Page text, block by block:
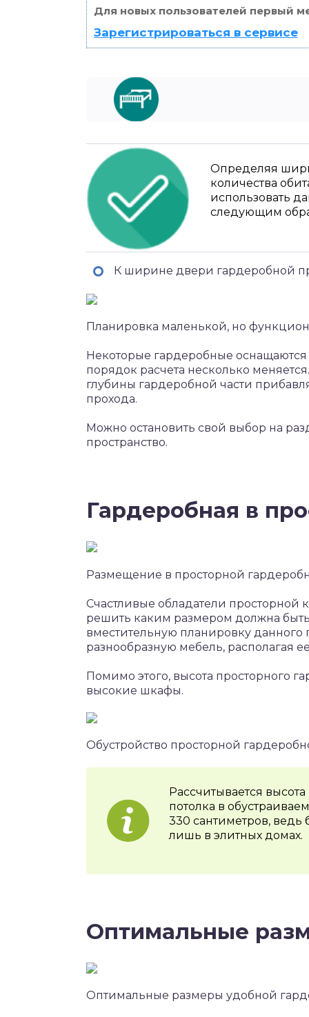
Для новых пользователей первый
Зарегистрироваться в сервисе
Определяя
количества
использовать
следующим
К ширине двери гардеробной
Планировка маленькой, но
Некоторые гардеробные
порядок расчета несколько
глубины гардеробной части
прохода.
Можно остановить свой выбор на
пространство.
Гардеробная в
Размещение в просторной
Счастливые обладатели просторной
решить каким размером должна
вместительную планировку
разнообразную мебель, располагая
Помимо этого, высота просторного
высокие шкафы.
Обустройство просторной
Рассчитывается
потолка в
330 сантиметров, ведь
лишь в элитных домах.
Оптимальные
Оптимальные размеры удобной